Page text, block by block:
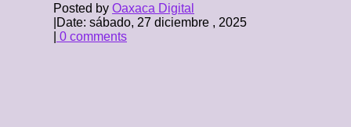
Posted by Oaxaca Digital
Date: sábado, 27 diciembre , 2025
0 comments